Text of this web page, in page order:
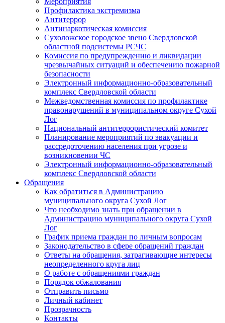
Профилактика экстремизма
Антитеррор
Антинаркотическая комиссия
Сухоложское городское звено Свердловской
областной подсистемы РСЧС
Комиссия по предупреждению и ликвидации
чрезвычайных ситуаций и обеспечению пожарной
безопасности
Электронный информационно-образовательный
комплекс Cвердловской области
Межведомственная комиссия по профилактике
правонарушений в муниципальном округе Сухой
Лог
Национальный антитеррористический комитет
Планирование мероприятий по эвакуации и
рассредоточению населения при угрозе и
возникновении ЧС
Электронный информационно-образовательный
комплекс Свердловской области
Обращения
Как обратиться в Администрацию
муниципального округа Сухой Лог
Что необходимо знать при обращении в
Администрацию муниципального округа Сухой
Лог
График приема граждан по личным вопросам
Законодательство в сфере обращений граждан
Ответы на обращения, затрагивающие интересы
неопределенного круга лиц
О работе с обращениями граждан
Порядок обжалования
Отправить письмо
Личный кабинет
Прозрачность
Контакты